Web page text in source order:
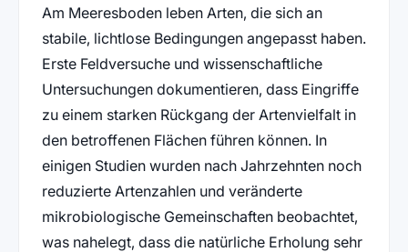
Am Meeresboden leben Arten, die sich an
stabile, lichtlose Bedingungen angepasst haben.
Erste Feldversuche und wissenschaftliche
Untersuchungen dokumentieren, dass Eingriffe
zu einem starken Rückgang der Artenvielfalt in
den betroffenen Flächen führen können. In
einigen Studien wurden nach Jahrzehnten noch
reduzierte Artenzahlen und veränderte
mikrobiologische Gemeinschaften beobachtet,
was nahelegt, dass die natürliche Erholung sehr